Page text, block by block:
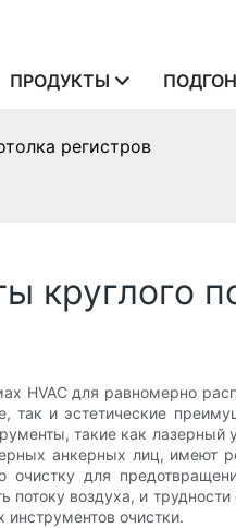
ПРОДУКТЫ
регистров
круглого
HVAC для равномерно
так и эстетические
такие как
анкерных лиц, имеют
очистку для
воздуха, и
очистки.